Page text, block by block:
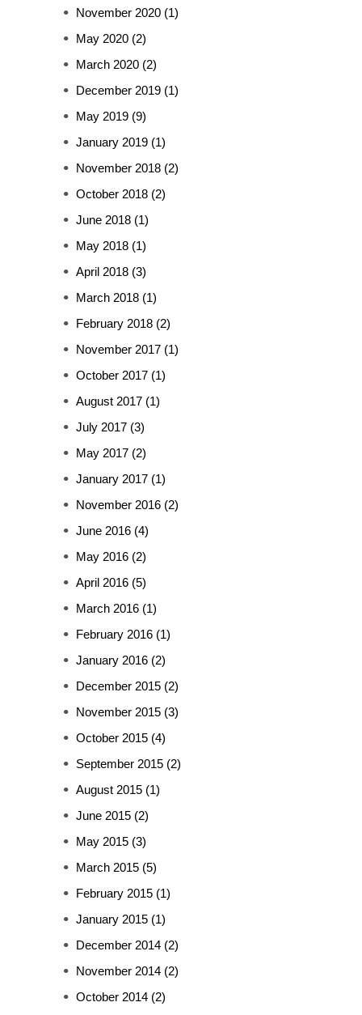
November 2020 (1)
May 2020 (2)
March 2020 (2)
December 2019 (1)
May 2019 (9)
January 2019 (1)
November 2018 (2)
October 2018 (2)
June 2018 (1)
May 2018 (1)
April 2018 (3)
March 2018 (1)
February 2018 (2)
November 2017 (1)
October 2017 (1)
August 2017 (1)
July 2017 (3)
May 2017 (2)
January 2017 (1)
November 2016 (2)
June 2016 (4)
May 2016 (2)
April 2016 (5)
March 2016 (1)
February 2016 (1)
January 2016 (2)
December 2015 (2)
November 2015 (3)
October 2015 (4)
September 2015 (2)
August 2015 (1)
June 2015 (2)
May 2015 (3)
March 2015 (5)
February 2015 (1)
January 2015 (1)
December 2014 (2)
November 2014 (2)
October 2014 (2)